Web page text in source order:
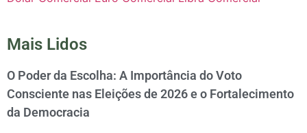
Mais Lidos
O Poder da Escolha: A Importância do Voto
Consciente nas Eleições de 2026 e o Fortalecimento
da Democracia